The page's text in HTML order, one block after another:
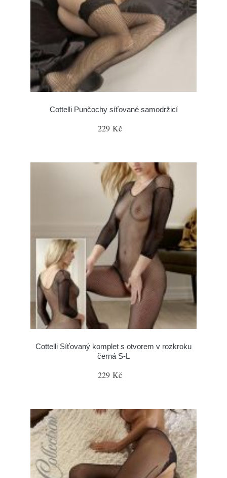
Cottelli Punčochy síťované samodržicí
229 Kč
Cottelli Síťovaný komplet s otvorem v rozkroku
černá S-L
229 Kč